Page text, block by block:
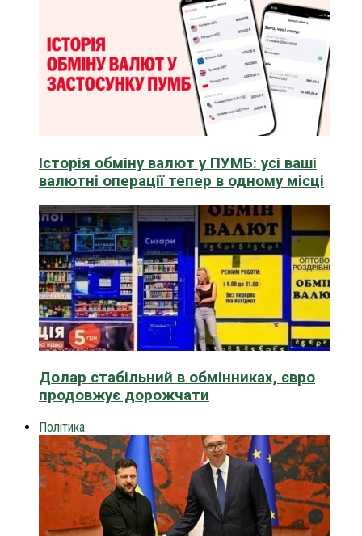
Історія обміну валют у ПУМБ: усі ваші
валютні операції тепер в одному місці
Долар стабільний в обмінниках, євро
продовжує дорожчати
Політика